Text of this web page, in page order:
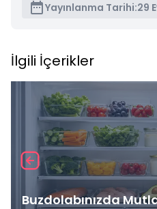
Yayınlanma Tarihi:29
İlgili İçerikler
Buzdolabınızda